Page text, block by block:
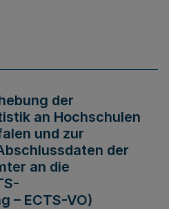
der
an Hochschulen
und zur
der
an die
– ECTS-VO)